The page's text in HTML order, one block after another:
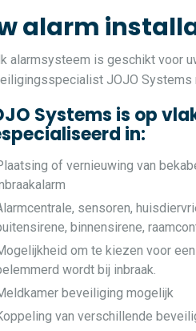
alarm
alarmsysteem is geschikt voor
JOJO Systems
Systems is op
in:
of vernieuwing van
sensoren,
binnensirene,
om te kiezen voor
wordt bij inbraak.
beveiliging mogelijk
van verschillende